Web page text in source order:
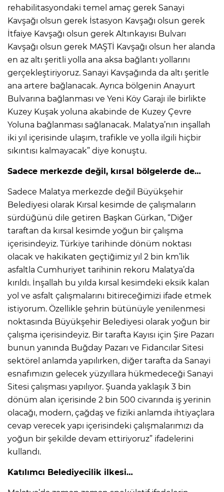
rehabilitasyondaki temel amaç gerek Sanayi
Kavşağı olsun gerek İstasyon Kavşağı olsun gerek
İtfaiye Kavşağı olsun gerek Altınkayısı Bulvarı
Kavşağı olsun gerek MAŞTİ Kavşağı olsun her alanda
en az altı şeritli yolla ana aksa bağlantı yollarını
gerçekleştiriyoruz. Sanayi Kavşağında da altı şeritle
ana artere bağlanacak. Ayrıca bölgenin Anayurt
Bulvarına bağlanması ve Yeni Köy Garajı ile birlikte
Kuzey Kuşak yoluna akabinde de Kuzey Çevre
Yoluna bağlanması sağlanacak. Malatya’nın inşallah
iki yıl içerisinde ulaşım, trafikle ve yolla ilgili hiçbir
sıkıntısı kalmayacak” diye konuştu.
Sadece merkezde değil, kırsal bölgelerde de…
Sadece Malatya merkezde değil Büyükşehir
Belediyesi olarak Kırsal kesimde de çalışmaların
sürdüğünü dile getiren Başkan Gürkan, “Diğer
taraftan da kırsal kesimde yoğun bir çalışma
içerisindeyiz. Türkiye tarihinde dönüm noktası
olacak ve hakikaten geçtiğimiz yıl 2 bin km’lik
asfaltla Cumhuriyet tarihinin rekoru Malatya’da
kırıldı. İnşallah bu yılda kırsal kesimdeki eksik kalan
yol ve asfalt çalışmalarını bitireceğimizi ifade etmek
istiyorum. Özellikle şehrin bütünüyle yenilenmesi
noktasında Büyükşehir Belediyesi olarak yoğun bir
çalışma içerisindeyiz. Bir tarafta Kayısı için Şire Pazarı
bunun yanında Buğday Pazarı ve Fidancılar Sitesi
sektörel anlamda yapılırken, diğer tarafta da Sanayi
esnafımızın gelecek yüzyıllara hükmedeceği Sanayi
Sitesi çalışması yapılıyor. Şuanda yaklaşık 3 bin
dönüm alan içerisinde 2 bin 500 civarında iş yerinin
olacağı, modern, çağdaş ve fiziki anlamda ihtiyaçlara
cevap verecek yapı içerisindeki çalışmalarımızı da
yoğun bir şekilde devam ettiriyoruz” ifadelerini
kullandı.
Katılımcı Belediyecilik ilkesi…